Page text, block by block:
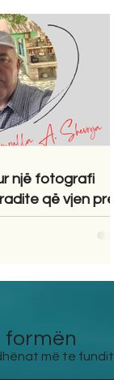
një fotografi
që vjen prej
formën
më te fundit.